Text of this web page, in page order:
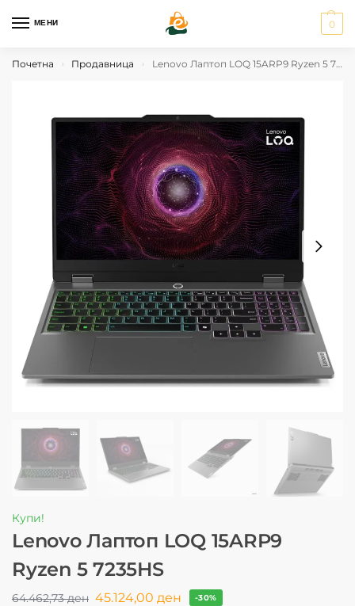
МЕНИ 0
Почетна › Продавница › Lenovo Лаптоп LOQ 15ARP9 Ryzen 5 7235HS
Купи!
Lenovo Лаптоп LOQ 15ARP9
Ryzen 5 7235HS
64.462,73ден 45.124,00 ден -30%